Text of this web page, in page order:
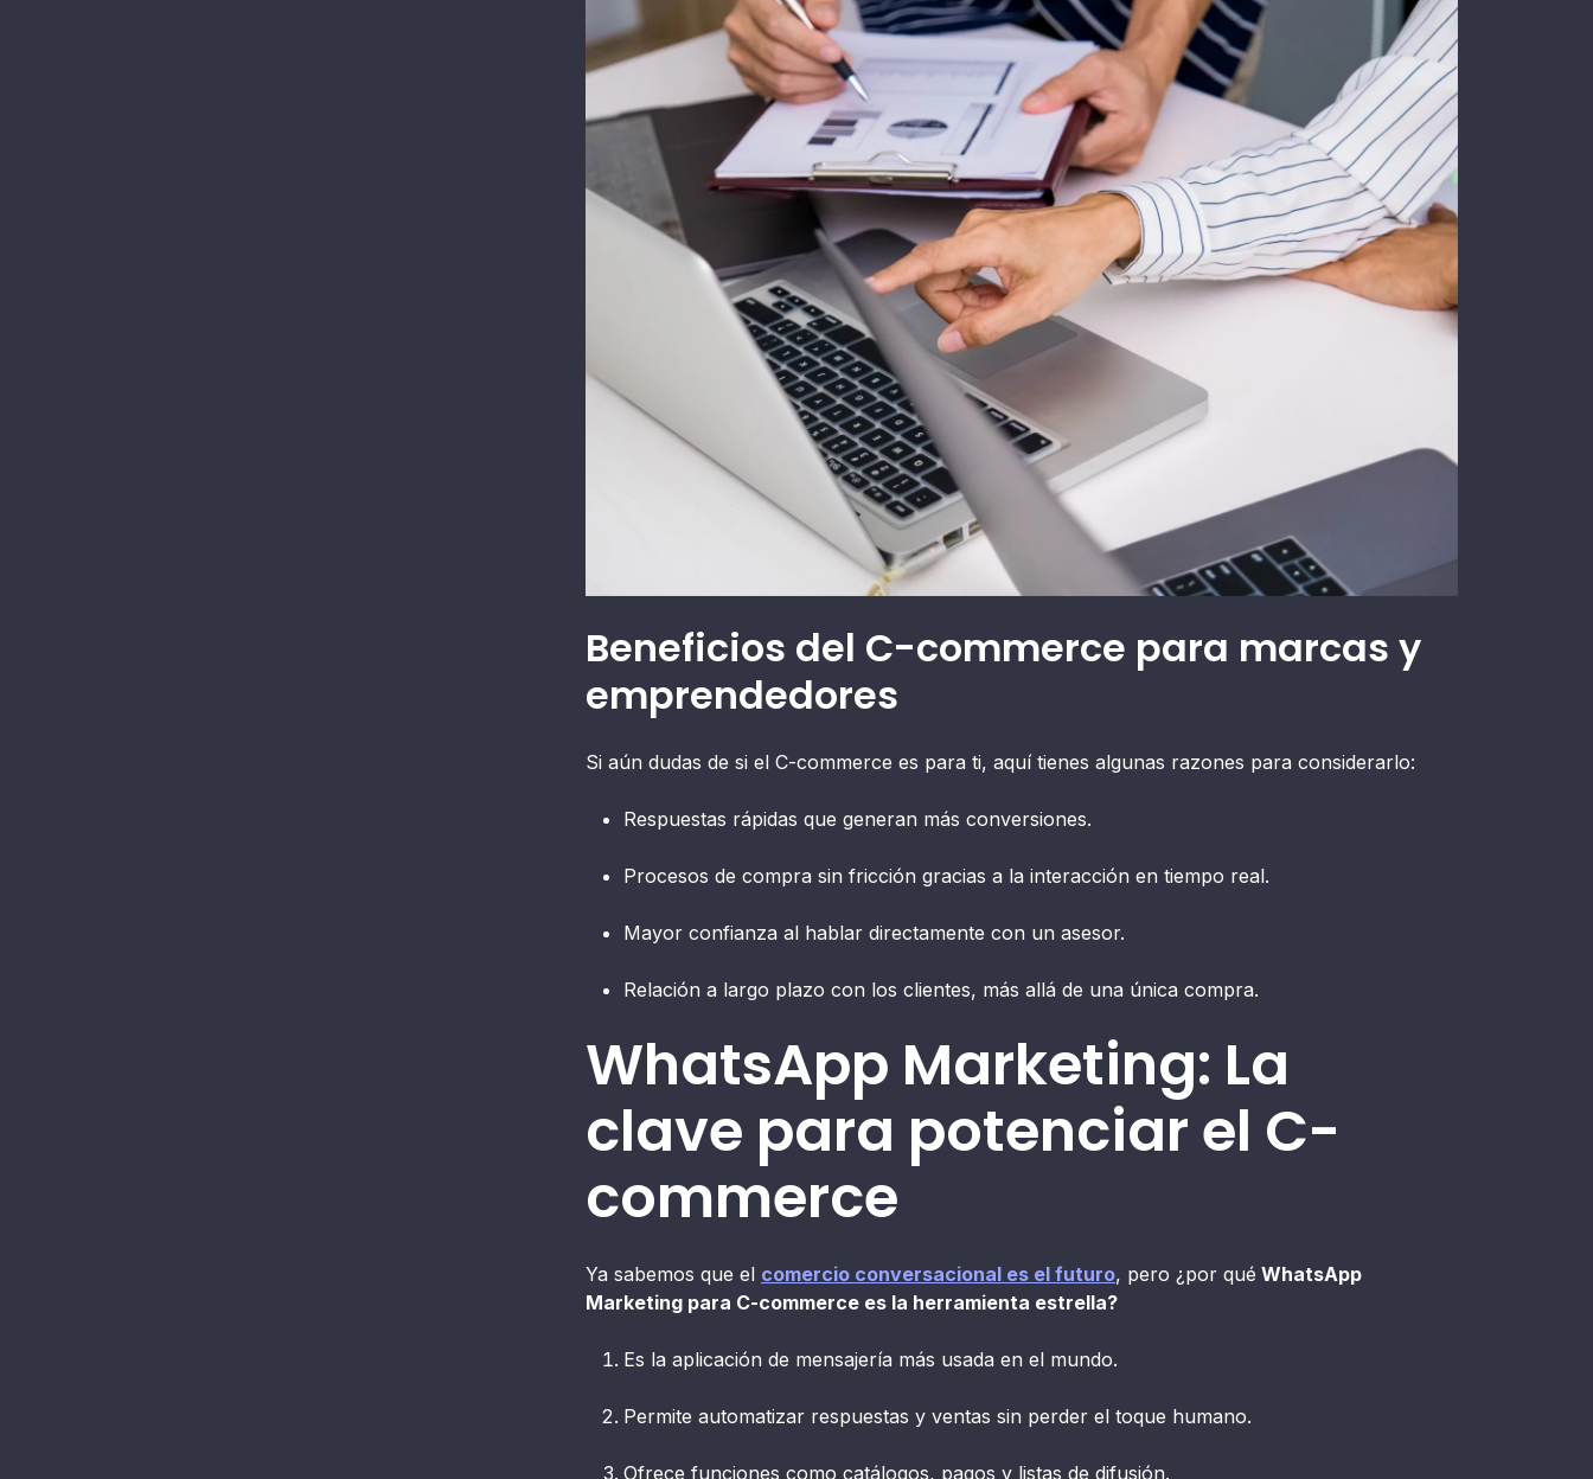
Beneficios del C-commerce para marcas y
emprendedores
Si aún dudas de si el C-commerce es para ti, aquí tienes algunas razones para considerarlo:
Respuestas rápidas que generan más conversiones.
Procesos de compra sin fricción gracias a la interacción en tiempo real.
Mayor confianza al hablar directamente con un asesor.
Relación a largo plazo con los clientes, más allá de una única compra.
WhatsApp Marketing: La
clave para potenciar el C-
commerce
Ya sabemos que el comercio conversacional es el futuro, pero ¿por qué WhatsApp
Marketing para C-commerce es la herramienta estrella?
Es la aplicación de mensajería más usada en el mundo.
Permite automatizar respuestas y ventas sin perder el toque humano.
Ofrece funciones como catálogos, pagos y listas de difusión.